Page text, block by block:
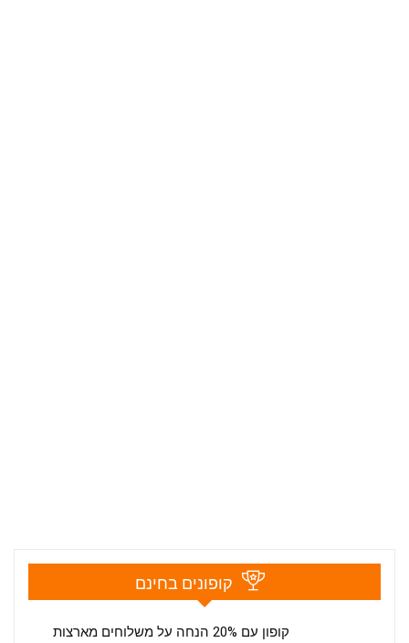
קופונים בחינם
קופון עם 20% הנחה על משלוחים מארצות